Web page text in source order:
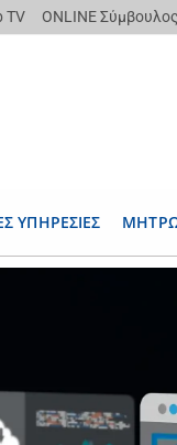
TV ONLINE Σύμβουλος
ΥΠΗΡΕΣΙΕΣ